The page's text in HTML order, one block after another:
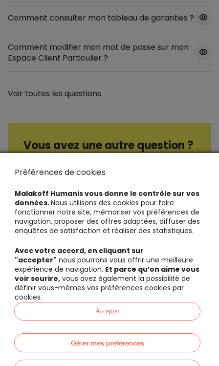
Comment consulter mon tableau de garanties ?
Comment modifier mon mot de passe sur mon
Espace Client Particulier ?
Voir toutes les questions
Vous avez une autre question ?
Consultez nos questions / réponses
Préférences de cookies
Malakoff Humanis vous donne le contrôle sur vos
données.Nous utilisons des cookies pour faire
fonctionner notre site, mémoriser vos préférences de
navigation, proposer des offres adaptées, diffuser des
enquêtes de satisfaction et réaliser des statistiques.
Avec votre accord, en cliquant sur
"accepter" nous pourrons vous offrir une meilleure
expérience de navigation. Et parce qu’on aime vous
voir sourire, vous avez également la possibilité de
définir vous-mêmes vos préférences cookies par
cookies.
Gérer mes préférences
Accepter